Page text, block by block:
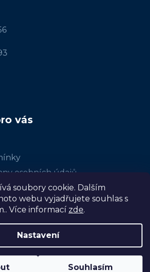
soubory cookie. Dalším
webu vyjadřujete souhlas s
Více informací zde.
Nastavení
Souhlasím
vás
osobních údajů
Vytvořil Shoptet
. Všechna práva